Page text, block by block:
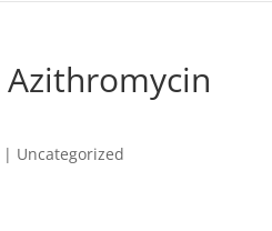
Uncategorized